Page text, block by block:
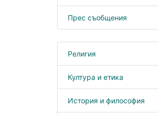
Прес съобщения
Религия
Култура и етика
История и философия